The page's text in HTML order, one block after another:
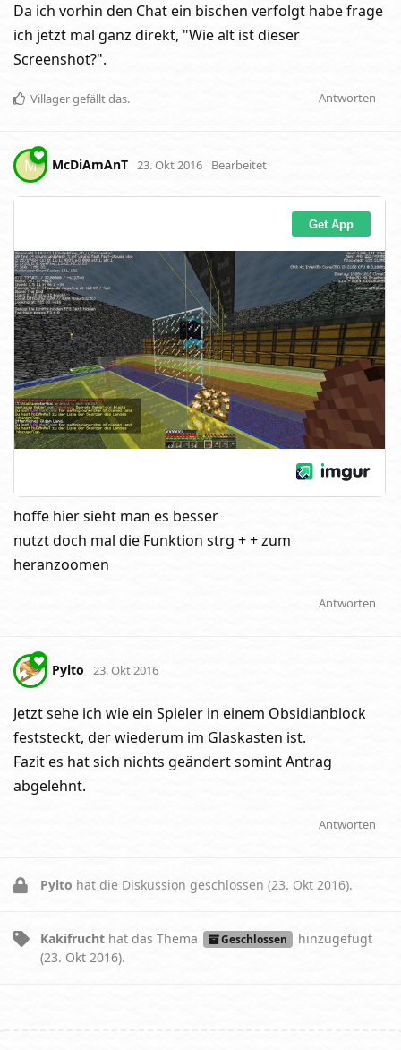
Da ich vorhin den Chat ein bischen verfolgt habe frage
ich jetzt mal ganz direkt, "Wie alt ist dieser
Screenshot?".
Antworten
Villagergefällt das.
M McDiAmAnT 23. Okt 2016 Bearbeitet
hoffe hier sieht man es besser
nutzt doch mal die Funktion strg + + zum
heranzoomen
Antworten
Pylto 23. Okt 2016
Jetzt sehe ich wie ein Spieler in einem Obsidianblock
feststeckt, der wiederum im Glaskasten ist.
Fazit es hat sich nichts geändert somint Antrag
abgelehnt.
Antworten
Pylto hat die Diskussion geschlossen (23. Okt 2016).
Kakifrucht hat das Thema Geschlossen
hinzugefügt
(23. Okt 2016).